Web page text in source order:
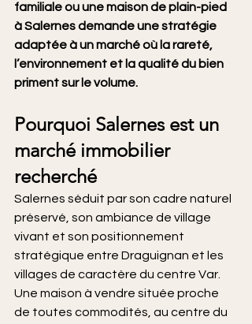
familiale ou une maison de plain-pied
à Salernes demande une stratégie
adaptée à un marché où la rareté,
l’environnement et la qualité du bien
priment sur le volume.
Pourquoi Salernes est un
marché immobilier
recherché
Salernes séduit par son cadre naturel
préservé, son ambiance de village
vivant et son positionnement
stratégique entre Draguignan et les
villages de caractère du centre Var.
Une maison à vendre située proche
de toutes commodités, au centre du